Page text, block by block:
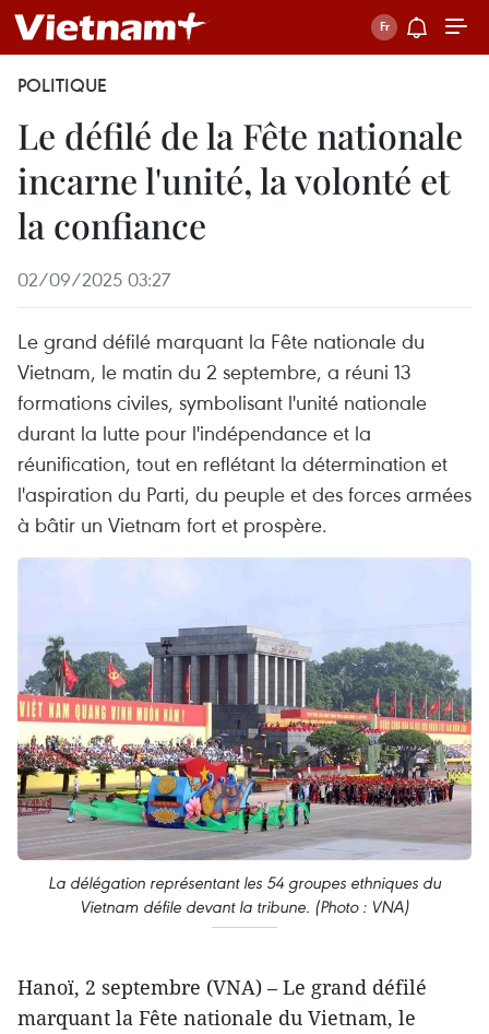
POLITIQUE
Le défilé de la Fête nationale
incarne l'unité, la volonté et
la confiance
02/09/2025 03:27
Le grand défilé marquant la Fête nationale du
Vietnam, le matin du 2 septembre, a réuni 13
formations civiles, symbolisant l'unité nationale
durant la lutte pour l'indépendance et la
réunification, tout en reflétant la détermination et
l'aspiration du Parti, du peuple et des forces armées
à bâtir un Vietnam fort et prospère.
La délégation représentant les 54 groupes ethniques du
Vietnam défile devant la tribune. (Photo : VNA)
Hanoï, 2 septembre (VNA) – Le grand défilé
marquant la Fête nationale du Vietnam, le